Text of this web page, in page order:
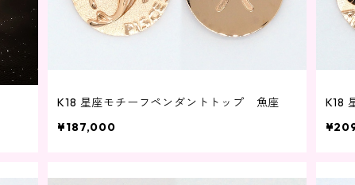
K18 星座モチーフペンダントトップ 魚座
¥187,000
K18